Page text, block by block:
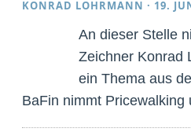
KONRAD LOHRMANN · 19.
An dieser Stelle
Zeichner Konrad
ein Thema aus
BaFin nimmt Pricewalking